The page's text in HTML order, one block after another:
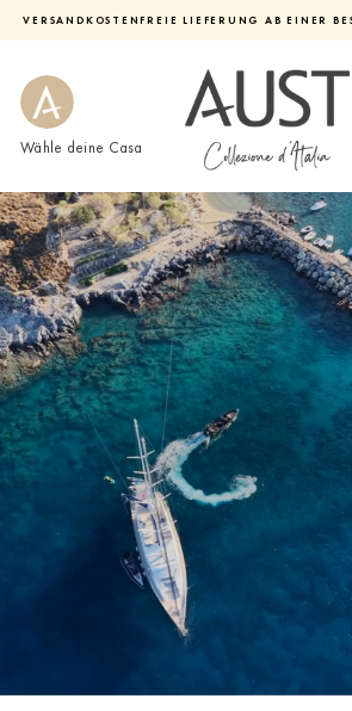
VERSANDKOSTENFREIE LIEFERUNG AB EINER
Wähle deine Casa